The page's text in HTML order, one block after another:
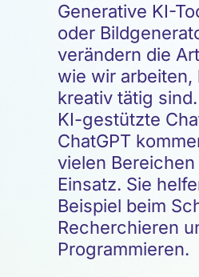
Generative KI-
oder
verändern die
wie wir arbeiten,
kreativ tätig
KI-gestützte
ChatGPT
vielen Bereichen
Einsatz. Sie
Beispiel beim
Recherchieren
Programmieren.